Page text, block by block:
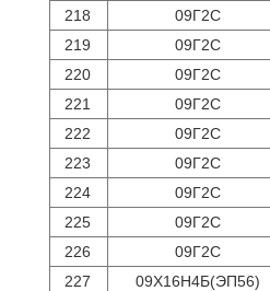
218
09Г2С
219
09Г2С
220
09Г2С
221
09Г2С
222
09Г2С
223
09Г2С
224
09Г2С
225
09Г2С
226
09Г2С
227
09Х16Н4Б(ЭП56)